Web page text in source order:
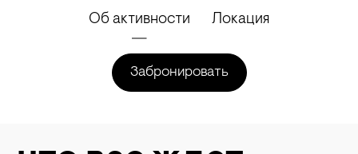
Об активности Локация
Забронировать